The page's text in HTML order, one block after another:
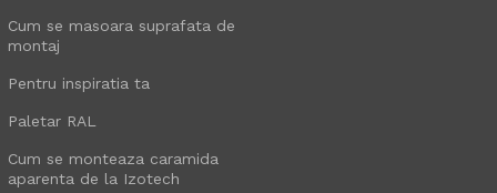
Cum se masoara suprafata de
montaj
Pentru inspiratia ta
Paletar RAL
Cum se monteaza caramida
aparenta de la Izotech